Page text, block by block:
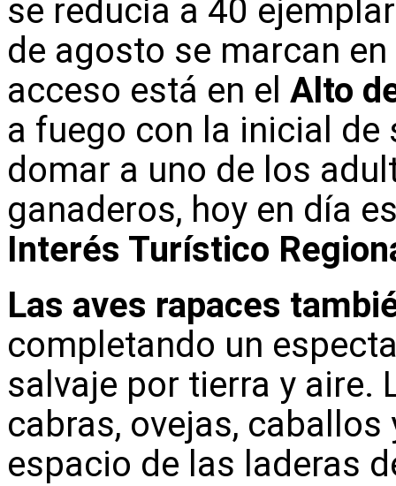
se reducía a 40
de agosto se marcan en
acceso está en el Alto
a fuego con la inicial
domar a uno de los
ganaderos, hoy en día
Interés Turístico
Las aves rapaces
completando un
salvaje por tierra y aire.
cabras, ovejas,
espacio de las laderas